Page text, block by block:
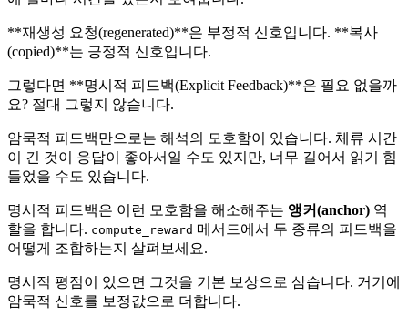
**재생성 요청(regenerated)**은 부정적 신호입니다. **복사
(copied)**는 긍정적 신호입니다.
그렇다면 **명시적 피드백(Explicit Feedback)**은 필요 없을까
요? 절대 그렇지 않습니다.
암묵적 피드백만으로는 해석의 모호함이 있습니다. 체류 시간
이 긴 것이 응답이 좋아서일 수도 있지만, 너무 길어서 읽기 힘
들었을 수도 있습니다.
명시적 피드백은 이런 모호함을 해소해주는 앵커(anchor) 역
할을 합니다. compute_reward 메서드에서 두 종류의 피드백을
어떻게 조합하는지 살펴보세요.
명시적 평점이 있으면 그것을 기본 보상으로 삼습니다. 거기에
암묵적 신호를 보정값으로 더합니다.